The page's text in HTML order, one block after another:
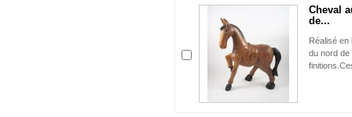
Cheval
de...
Réalisé
du nord de